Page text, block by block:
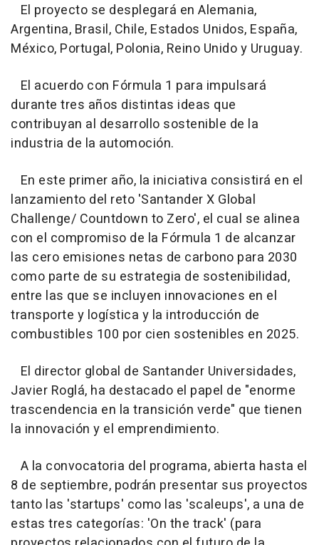
El proyecto se desplegará en Alemania,
Argentina, Brasil, Chile, Estados Unidos, España,
México, Portugal, Polonia, Reino Unido y Uruguay.
El acuerdo con Fórmula 1 para impulsará
durante tres años distintas ideas que
contribuyan al desarrollo sostenible de la
industria de la automoción.
En este primer año, la iniciativa consistirá en el
lanzamiento del reto 'Santander X Global
Challenge/ Countdown to Zero', el cual se alinea
con el compromiso de la Fórmula 1 de alcanzar
las cero emisiones netas de carbono para 2030
como parte de su estrategia de sostenibilidad,
entre las que se incluyen innovaciones en el
transporte y logística y la introducción de
combustibles 100 por cien sostenibles en 2025.
El director global de Santander Universidades,
Javier Roglá, ha destacado el papel de "enorme
trascendencia en la transición verde" que tienen
la innovación y el emprendimiento.
A la convocatoria del programa, abierta hasta el
8 de septiembre, podrán presentar sus proyectos
tanto las 'startups' como las 'scaleups', a una de
estas tres categorías: 'On the track' (para